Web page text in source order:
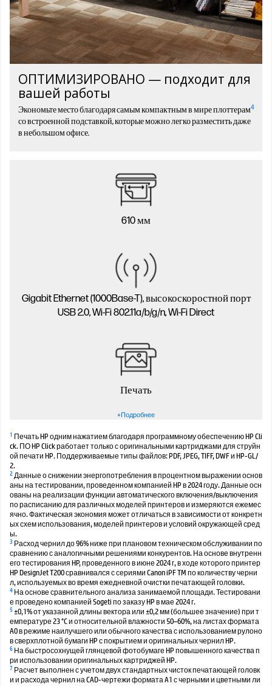
ОПТИМИЗИРОВАНО — подходит для
вашей работы
Экономьте место благодаря самым компактным в мире плоттерам4
со встроенной подставкой, которые можно легко разместить даже
в небольшом офисе.
610 мм
Gigabit Ethernet (1000Base-T), высокоскоростной порт
USB 2.0, Wi-Fi 802.11a/b/g/n, Wi-Fi Direct
Печать
+Подробнее
1 Печать HP одним нажатием благодаря программному обеспечению HP Cli
ck. ПО HP Click работает только с оригинальными картриджами для струйн
ой печати HP. Поддерживаемые типы файлов: PDF, JPEG, TIFF, DWF и HP-GL/
2.
2Данные о снижении энергопотребления в процентном выражении основ
аны на тестировании, проведенном компанией HP в 2024 году. Данные осн
ованы на реализации функции автоматического включения/выключения
по расписанию для различных моделей принтеров и измеряются ежемес
ячно. Фактическая экономия может отличаться в зависимости от конкретн
ых схем использования, моделей принтеров и условий окружающей сред
ы.
3 Расход чернил до 96% ниже при плановом техническом обслуживании по
сравнению с аналогичными решениями конкурентов. На основе внутренн
его тестирования HP, проведенного в июне 2024 г, в ходе которого принтер
HP DesignJet T200 сравнивался с сериями Canon iPF TM по количеству черни
л, используемых во время ежедневной очистки печатающей головки.
4 На основе сравнительного анализа занимаемой площади. Тестировани
е проведено компанией Sogeti по заказу HP в мае 2024 г.
5±0,1% от указанной длины вектора или ±0,2 мм (большее значение) при т
емпературе 23 °C и относительной влажности 50–60%, на листах формата
A0 в режиме наилучшего или обычного качества с использованием рулоно
в сверхплотной бумаги HP с покрытием и оригинальных чернил HP.
6 На быстросохнущей глянцевой фотобумаге HP повышенного качества п
ри использовании оригинальных картриджей HP.
7 Расчет выполнен с учетом двух стандартных чисток печатающей головк
и и расхода чернил на CAD-чертежи формата A1 с черными и цветными ли